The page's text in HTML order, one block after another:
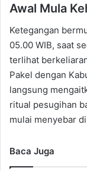
Awal Mula
Ketegangan
05.00 WIB, saat
terlihat
Pakel dengan
langsung
ritual pesugihan
mulai menyebar
Baca Juga